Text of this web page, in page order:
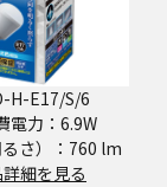
H-E17/S/6
電力：6.9W
さ）：760 lm
細を見る